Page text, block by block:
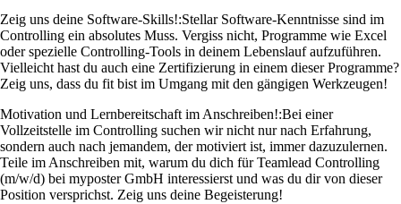
Zeig uns deine Software-Skills!:Stellar Software-Kenntnisse sind im
Controlling ein absolutes Muss. Vergiss nicht, Programme wie Excel
oder spezielle Controlling-Tools in deinem Lebenslauf aufzuführen.
Vielleicht hast du auch eine Zertifizierung in einem dieser Programme?
Zeig uns, dass du fit bist im Umgang mit den gängigen Werkzeugen!
Motivation und Lernbereitschaft im Anschreiben!:Bei einer
Vollzeitstelle im Controlling suchen wir nicht nur nach Erfahrung,
sondern auch nach jemandem, der motiviert ist, immer dazuzulernen.
Teile im Anschreiben mit, warum du dich für Teamlead Controlling
(m/w/d) bei myposter GmbH interessierst und was du dir von dieser
Position versprichst. Zeig uns deine Begeisterung!